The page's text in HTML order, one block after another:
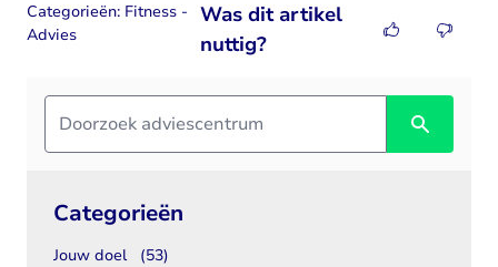
Categorieën
Jouw doel
(53)
Categorieën: Fitness -
Advies
Was dit artikel
nuttig?